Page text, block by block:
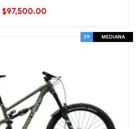
$97,500.00
29 MEDIANA